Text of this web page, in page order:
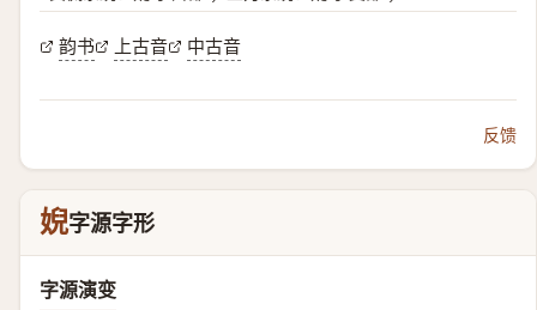
韵书 上古音 中古音
反馈
婗字源字形
字源演变